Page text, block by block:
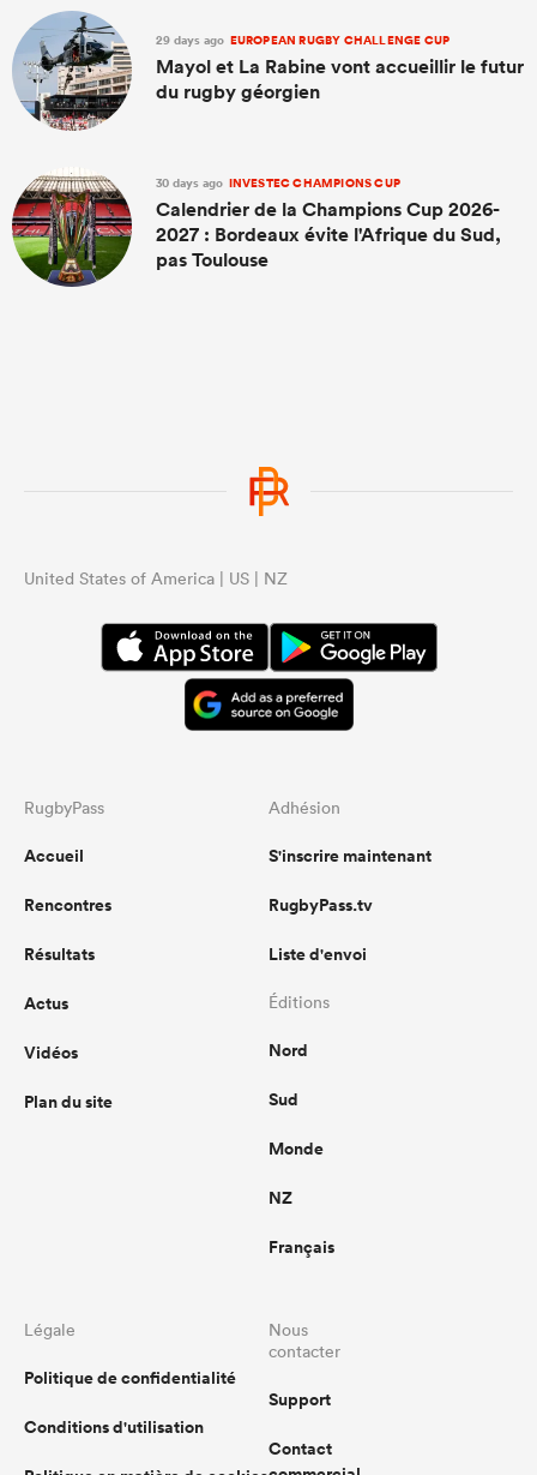
29 days ago EUROPEAN RUGBY CHALLENGE CUP
Mayol et La Rabine vont accueillir le futur
du rugby géorgien
30 days ago INVESTEC CHAMPIONS CUP
Calendrier de la Champions Cup 2026-
2027 : Bordeaux évite l'Afrique du Sud,
pas Toulouse
United States of America | US | NZ
RugbyPass
Accueil
Rencontres
Résultats
Actus
Vidéos
Plan du site
Adhésion
S'inscrire maintenant
RugbyPass.tv
Liste d'envoi
Éditions
Nord
Sud
Monde
NZ
Français
Légale
Politique de confidentialité
Conditions d'utilisation
Nous
contacter
Support
Contact